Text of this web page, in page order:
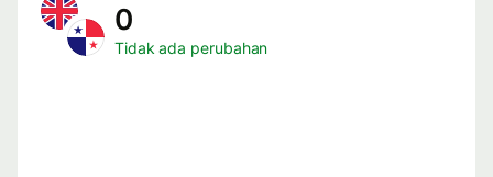
0
Tidak ada perubahan